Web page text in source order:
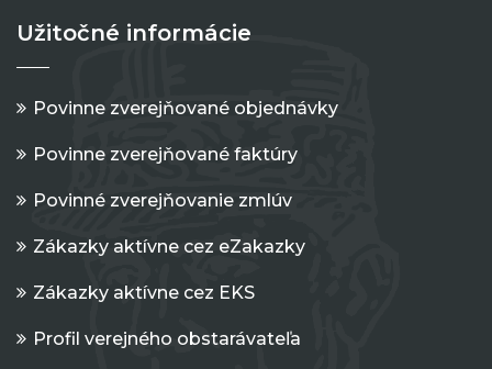
Užitočné informácie
Povinne zverejňované objednávky
Povinne zverejňované faktúry
Povinné zverejňovanie zmlúv
Zákazky aktívne cez eZakazky
Zákazky aktívne cez EKS
Profil verejného obstarávateľa